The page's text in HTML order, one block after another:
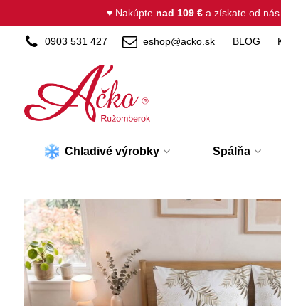
♥ Nakúpte nad 109 € a získate od
0903 531 427 eshop@acko.sk BLOG
Chladivé výrobky Spálňa